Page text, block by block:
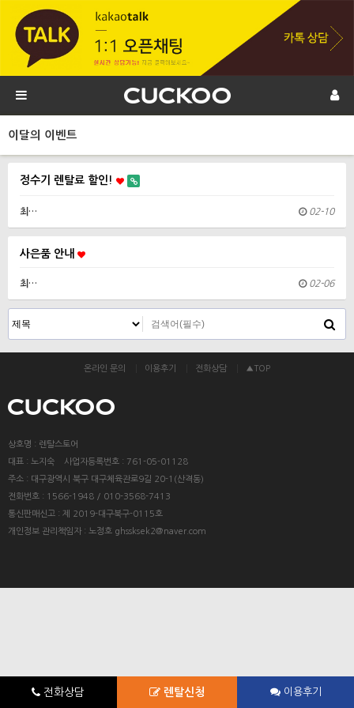
이달의 이벤트
정수기 렌탈료 할인!
최… 02-10
사은품 안내
최… 02-06
온라인 문의 이용후기 전화상담 ▲TOP
상호명 : 렌탈스토어
대표 : 노지숙 사업자등록번호 : 761-05-01128
주소 : 대구광역시 북구 대구체육관로9길 20-1(산격동)
전화번호 : 1566-1948 / 010-3568-7413
통신판매신고 : 제 2019-대구북구-0115호
개인정보 관리책임자 : 노정호 ghssksek2@naver.com
전화상담 렌탈신청 이용후기